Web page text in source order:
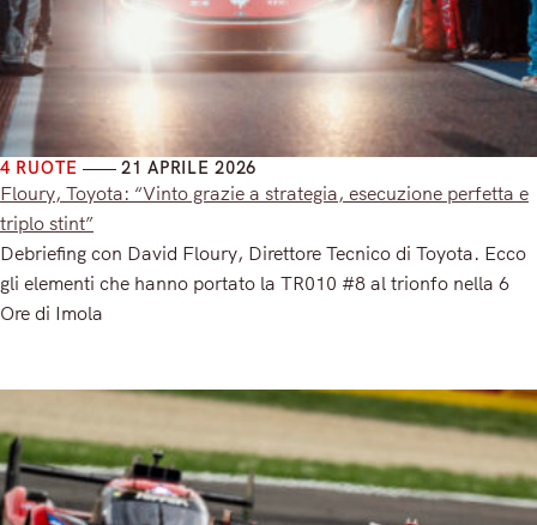
4 RUOTE 21 APRILE 2026
Floury, Toyota: “Vinto grazie a strategia, esecuzione perfetta e
triplo stint”
Debriefing con David Floury, Direttore Tecnico di Toyota. Ecco
gli elementi che hanno portato la TR010 #8 al trionfo nella 6
Ore di Imola